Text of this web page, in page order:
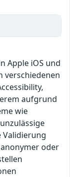
Apple iOS und
verschiedenen
aufgrund
wie
Validierung
oder